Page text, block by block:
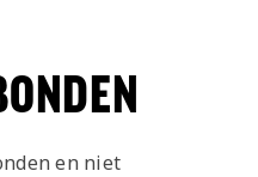
en niet